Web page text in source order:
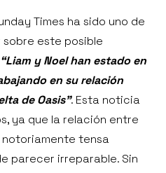
Times ha sido uno de
sobre este posible
“Liam y Noel han estado en
en su relación
de Oasis”. Esta noticia
ya que la relación entre
notoriamente tensa
parecer irreparable. Sin